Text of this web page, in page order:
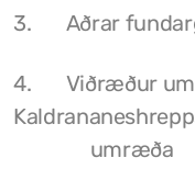
3. Aðrar
4. Viðræður um
umræða
Kotbýli Kuklarans/
Gönguleiðir í